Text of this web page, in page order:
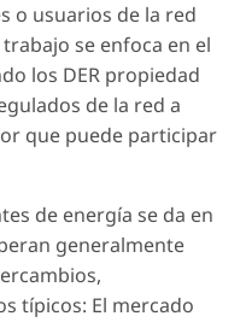
o usuarios de la red
se enfoca en el
los DER propiedad
de la red a
que puede participar
de energía se da en
generalmente
típicos: El mercado